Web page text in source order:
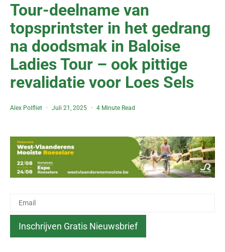
Tour-deelname van
topsprintster in het gedrang
na doodsmak in Baloise
Ladies Tour – ook pittige
revalidatie voor Loes Sels
Alex Polfliet Juli 21, 2025 4 Minute Read